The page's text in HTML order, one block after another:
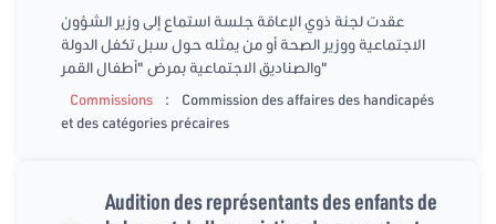
عقدت لجنة ذوي الإعاقة جلسة استماع إلى وزير الشؤون
الاجتماعية ووزير الصحة أو من يمثله حول سبل تكفل الدولة
والصناديق الاجتماعية بمرض "أطفال القمر"
Commissions
:
Commission des affaires des handicapés
et des catégories précaires
Audition des représentants des enfants de